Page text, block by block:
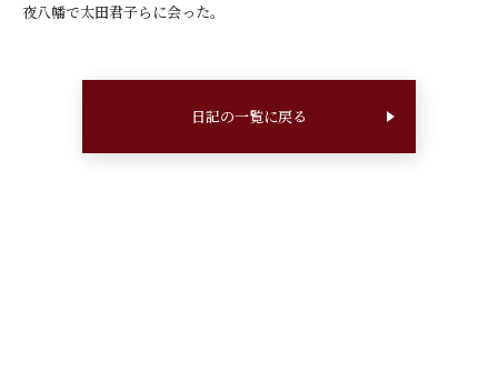
夜八幡で太田君子らに会った。
日記の一覧に戻る